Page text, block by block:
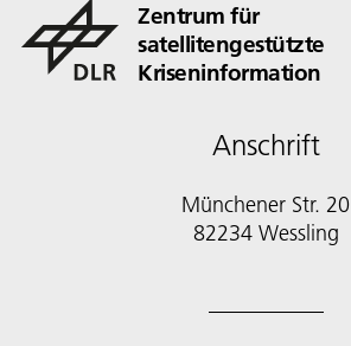
Zentrum für
satellitengestützte
Kriseninformation
Anschrift
Münchener Str. 20
82234 Wessling